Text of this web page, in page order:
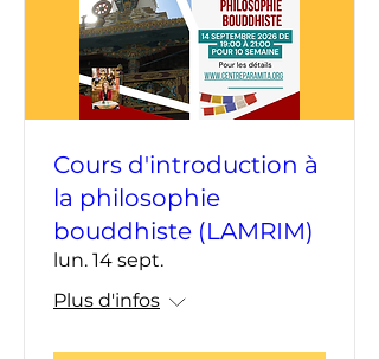
Cours d'introduction à
la philosophie
bouddhiste (LAMRIM)
lun. 14 sept.
Plus d'infos